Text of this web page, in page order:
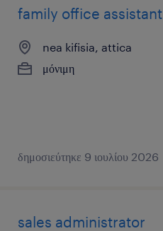
family office assistant
nea kifisia, attica
μόνιμη
δημοσιεύτηκε 9 ιουλίου 2026
sales administrator